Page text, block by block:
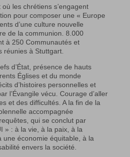
les chrétiens s’engagent
pour composer une « Europe
d’une culture nouvelle
de la communion. 8.000
à 250 Communautés et
réunies à Stuttgart.
d’État, présence de hauts
Églises et du monde
d’histoires personnelles et
l’Évangile vécu. Courage d’aller
et des difficultés. A la fin de la
accompagnée
qui se conclut par
» : à la vie, à la paix, à la
une économie équitable, à la
envers la société.